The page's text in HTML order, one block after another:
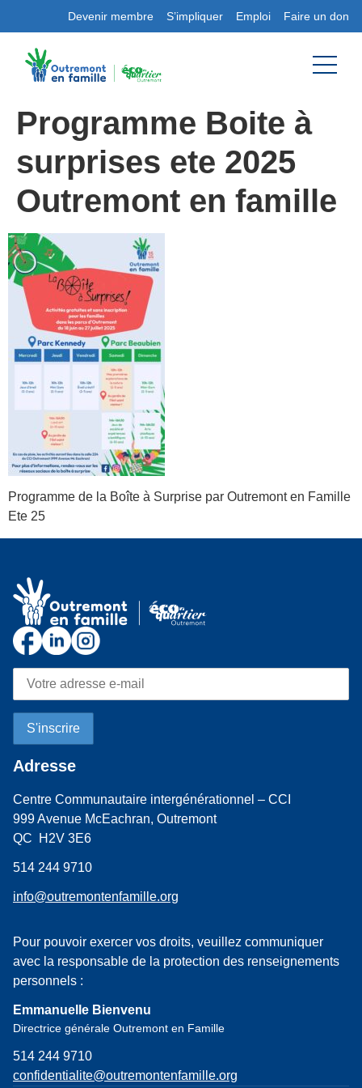
Devenir membre S’impliquer Emploi Faire un don
Programme Boite à
surprises ete 2025
Outremont en famille
Programme de la Boîte à Surprise par Outremont en Famille
Ete 25
Adresse
Centre Communautaire intergénérationnel – CCI
999 Avenue McEachran, Outremont
QC H2V 3E6
514 244 9710
info@outremontenfamille.org
Pour pouvoir exercer vos droits, veuillez communiquer
avec la responsable de la protection des renseignements
personnels :
Emmanuelle Bienvenu
Directrice générale Outremont en Famille
514 244 9710
confidentialite@outremontenfamille.org